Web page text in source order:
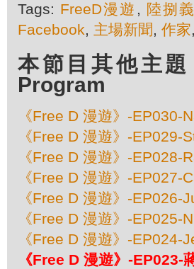
Tags: FreeD漫遊 , 陸捌義
Facebook, 主場新聞, 作家,
本節目其他主
Program
《Free D 漫遊》-EP030-
《Free D 漫遊》-EP029-
《Free D 漫遊》-EP028-
《Free D 漫遊》-EP027-
《Free D 漫遊》-EP026-
《Free D 漫遊》-EP025-
《Free D 漫遊》-EP024-
《Free D 漫遊》-EP023-